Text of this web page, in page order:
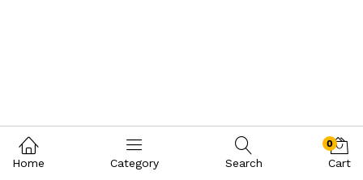
Home Category Search
0
Cart